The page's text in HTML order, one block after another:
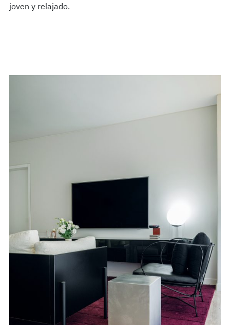
joven y relajado.